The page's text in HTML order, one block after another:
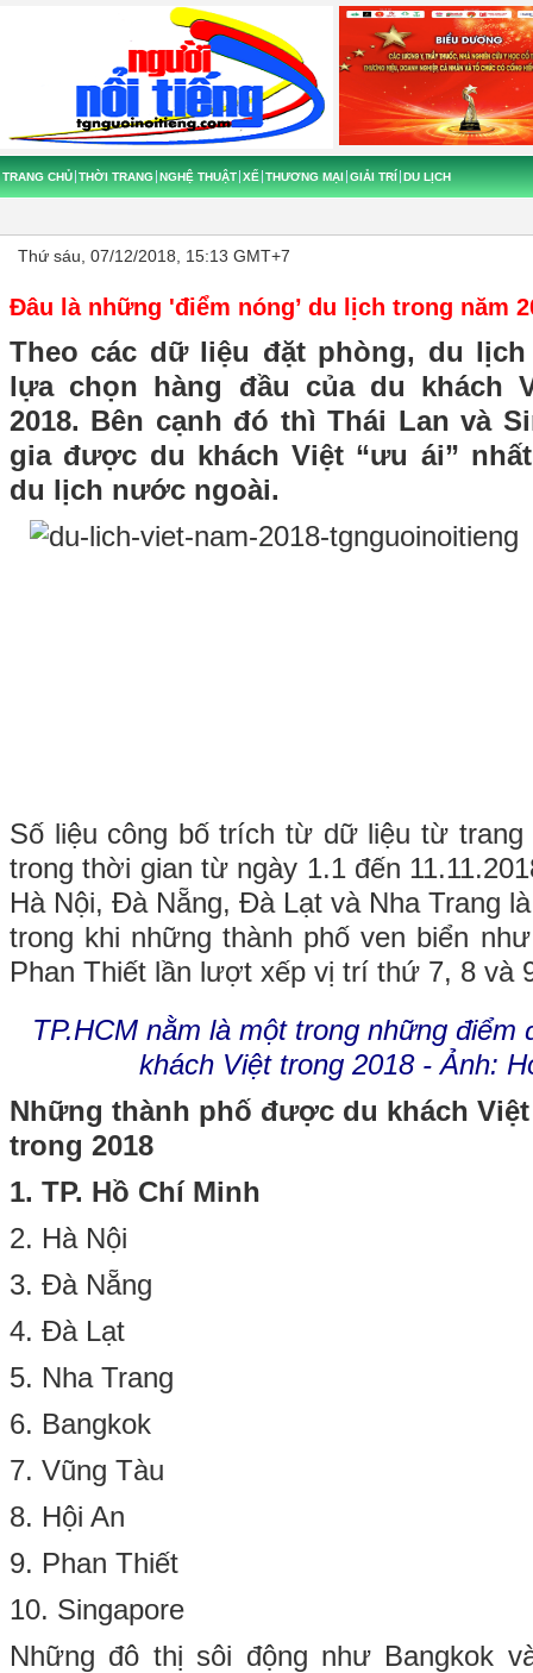
TRANG CHỦ THỜI TRANG NGHỆ THUẬT XẾ THƯƠNG MẠI GIẢI TRÍ DU LỊCH
Thứ sáu, 07/12/2018, 15:13 GMT+7
Đâu là những 'điểm nóng’ du lịch trong năm
Theo các dữ liệu đặt phòng, du
lựa chọn hàng đầu của du khách
2018. Bên cạnh đó thì Thái Lan và
gia được du khách Việt “ưu ái”
du lịch nước ngoài.
Số liệu công bố trích từ dữ liệu từ trang
trong thời gian từ ngày 1.1 đến
Hà Nội, Đà Nẵng, Đà Lạt và Nha Trang
trong khi những thành phố ven biển
Phan Thiết lần lượt xếp vị trí thứ 7, 8 và
TP.HCM nằm là một trong những điểm
khách Việt trong 2018 - Ảnh:
Những thành phố được du khách
trong 2018
1. TP. Hồ Chí Minh
2. Hà Nội
3. Đà Nẵng
4. Đà Lạt
5. Nha Trang
6. Bangkok
7. Vũng Tàu
8. Hội An
9. Phan Thiết
10. Singapore
Những đô thị sôi động như Bangkok